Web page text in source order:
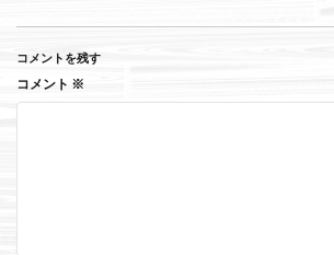
コメントを残す
コメント ※